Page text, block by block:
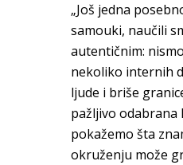
„Još jedna
samouki, naučili
autentičnim:
nekoliko internih
ljude i briše
pažljivo
pokažemo šta
okruženju može